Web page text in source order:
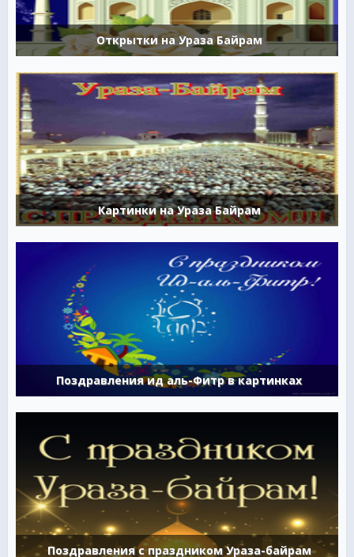
Открытки на Ураза Байрам
Картинки на Ураза Байрам
Поздравления ид аль-Фитр в картинках
Поздравления с праздником Ураза-байрам